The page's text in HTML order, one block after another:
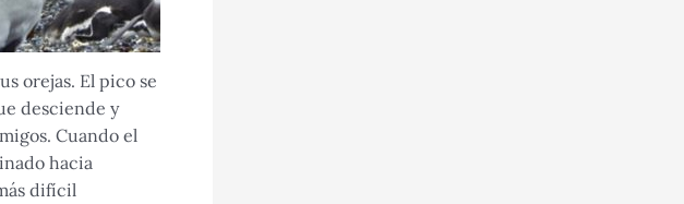
orejas. El pico se
desciende y
Cuando el
hacia
difícil